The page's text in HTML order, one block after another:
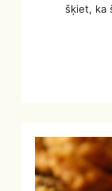
šķiet, ka